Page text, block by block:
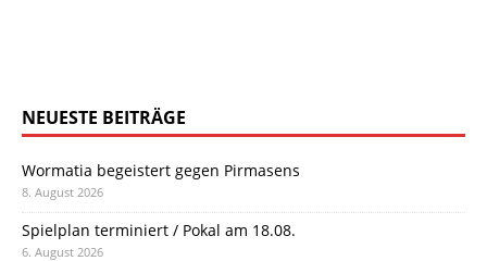
NEUESTE BEITRÄGE
Wormatia begeistert gegen Pirmasens
8. August 2026
Spielplan terminiert / Pokal am 18.08.
6. August 2026